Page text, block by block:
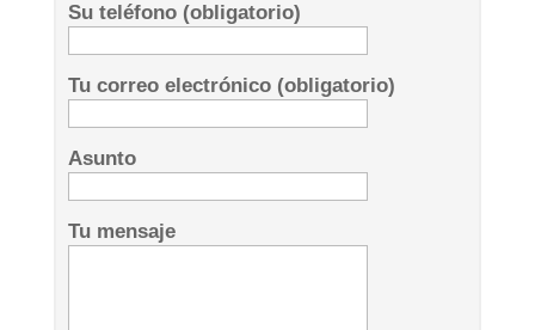
Su teléfono (obligatorio)
Tu correo electrónico (obligatorio)
Asunto
Tu mensaje